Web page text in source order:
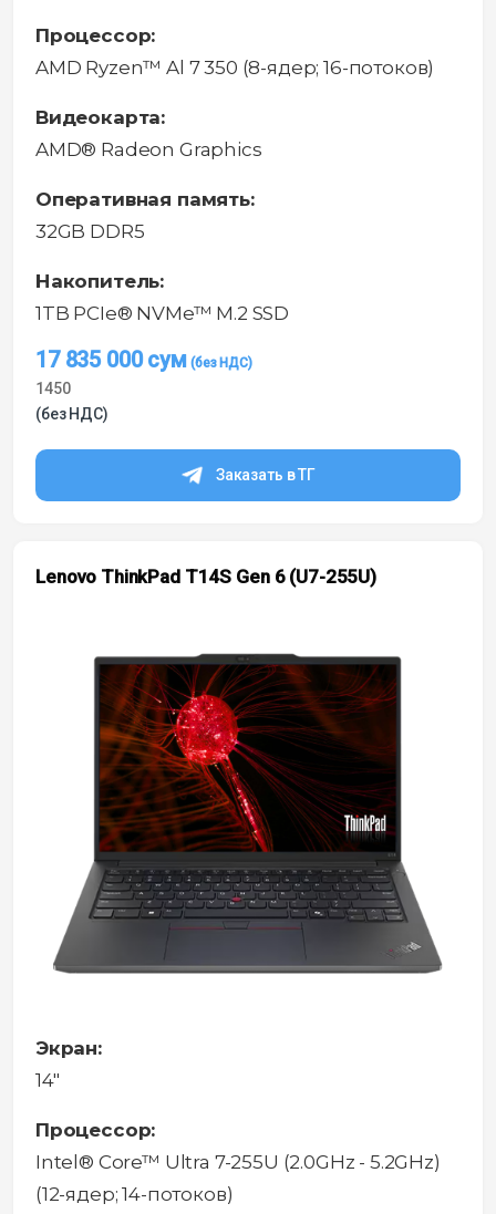
Процессор:
AMD Ryzen™ Al 7 350 (8-ядер; 16-потоков)
Видеокарта:
AMD® Radeon Graphics
Оперативная память:
32GB DDR5
Накопитель:
1TB PCIe® NVMe™ M.2 SSD
17 835 000сум
1450
(без НДС)
Заказать в ТГ
Lenovo ThinkPad T14S Gen 6 (U7-255U)
Экран:
14"
Процессор:
Intel® Core™ Ultra 7-255U (2.0GHz - 5.2GHz)
(12-ядер; 14-потоков)